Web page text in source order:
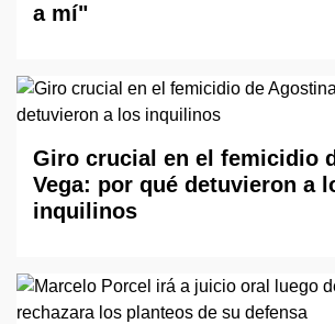
a mí"
Giro crucial en el femicidio
Vega: por qué detuvieron a
inquilinos